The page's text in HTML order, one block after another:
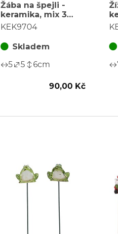
Žába na špejli -
keramika, mix 3
druhů, cena za 1 ks
KEK9704
Skladem
5
5 6cm
90,00 Kč